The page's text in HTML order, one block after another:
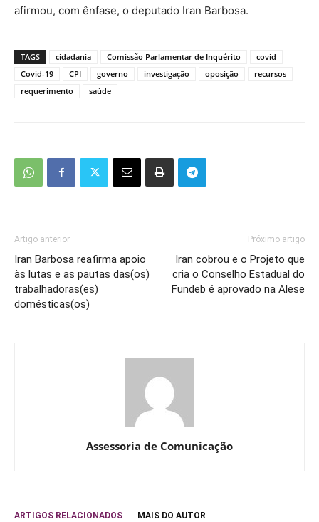
afirmou, com ênfase, o deputado Iran Barbosa.
TAGS cidadania Comissão Parlamentar de Inquérito
covid
Covid-19
CPI governo investigação oposição
recursos
requerimento
saúde
Artigo anterior
Iran Barbosa reafirma apoio
às lutas e as pautas das(os)
trabalhadoras(es)
domésticas(os)
Próximo artigo
Iran cobrou e o Projeto que
cria o Conselho Estadual do
Fundeb é aprovado na Alese
Assessoria de Comunicação
ARTIGOS RELACIONADOS MAIS DO AUTOR